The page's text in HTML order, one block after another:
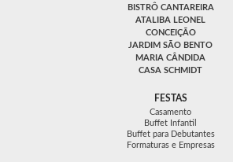
BISTRÔ CANTAREIRA
ATALIBA LEONEL
CONCEIÇÃO
JARDIM SÃO BENTO
MARIA CÂNDIDA
CASA SCHMIDT
FESTAS
Casamento
Buffet Infantil
Buffet para Debutantes
Formaturas e Empresas